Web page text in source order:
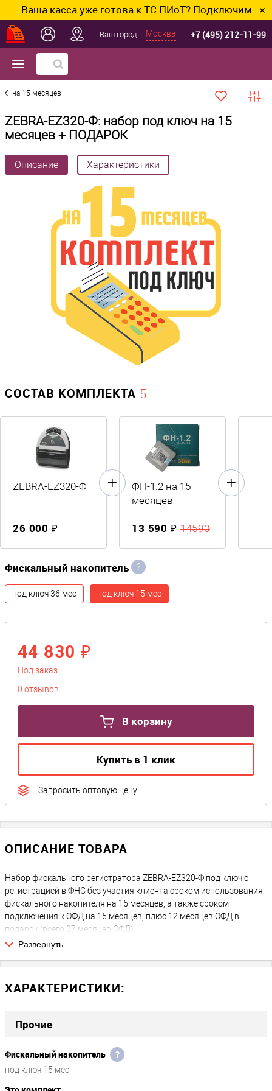
касса уже готова к ТС ПИоТ? Подключим и ✕
Ваш город:: Москва +7 (495) 212-11-99
на 15 месяцев
ZEBRA-EZ320-Ф: набор под ключ на 15
месяцев + ПОДАРОК
Описание Характеристики
СОСТАВ КОМПЛЕКТА 5
ZEBRA-EZ320-Ф
26 000 ₽
ФН-1.2 на 15
месяцев
13 590 ₽14590
Фискальный накопитель ?
под ключ 36 мес под ключ 15 мес
44 830 ₽
Под заказ
0 отзывов
В корзину
Купить в 1 клик
Запросить оптовую цену
ОПИСАНИЕ ТОВАРА
Набор фискального регистратора ZEBRA-EZ320-Ф под ключ с
регистрацией в ФНС без участия клиента сроком использования
фискального накопителя на 15 месяцев, а также сроком
подключения к ОФД на 15 месяцев, плюс 12 месяцев ОФД в
подарок (всего 27 месяцев ОФД).
дополнительных или скрытых платежей на следующие 15
чековая лента, возможные затраты на подключение к интернету
через СИМ-карту либо WiFi.
ЧТО ПОТРЕБУЕТСЯ В БУДУЩЕМ
Через 15 месяцев работы потребуется замена ФН, а продлить
Развернуть
ХАРАКТЕРИСТИКИ:
Прочие
Фискальный накопитель ?
под ключ 15 мес